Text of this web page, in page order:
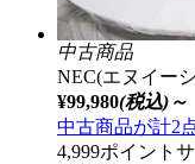
中古商品
NEC(エヌイー
¥99,980(税込)～
中古商品が計2
4,999ポイント